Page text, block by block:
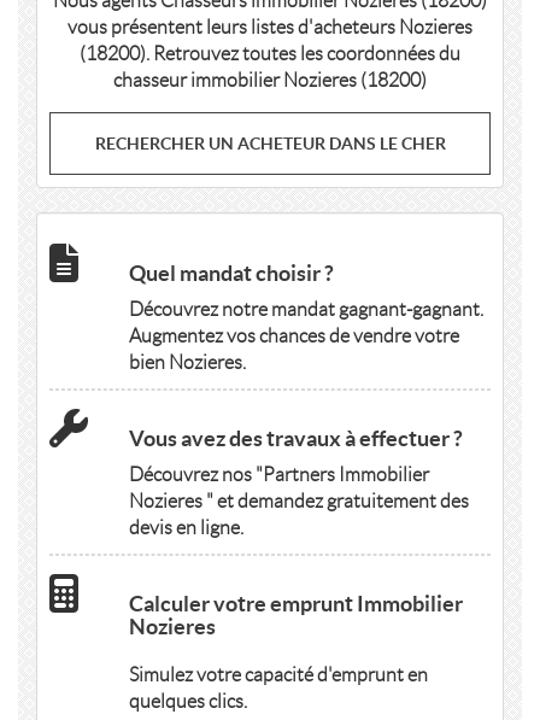
vous présentent leurs listes d'acheteurs Nozieres
(18200). Retrouvez toutes les coordonnées du
chasseur immobilier Nozieres (18200)
RECHERCHER UN ACHETEUR DANS LE CHER
Quel mandat choisir ?
Découvrez notre mandat gagnant-gagnant.
Augmentez vos chances de vendre votre
bien Nozieres.
Vous avez des travaux à effectuer ?
Découvrez nos "Partners Immobilier
Nozieres " et demandez gratuitement des
devis en ligne.
Calculer votre emprunt Immobilier
Nozieres
Simulez votre capacité d'emprunt en
quelques clics.